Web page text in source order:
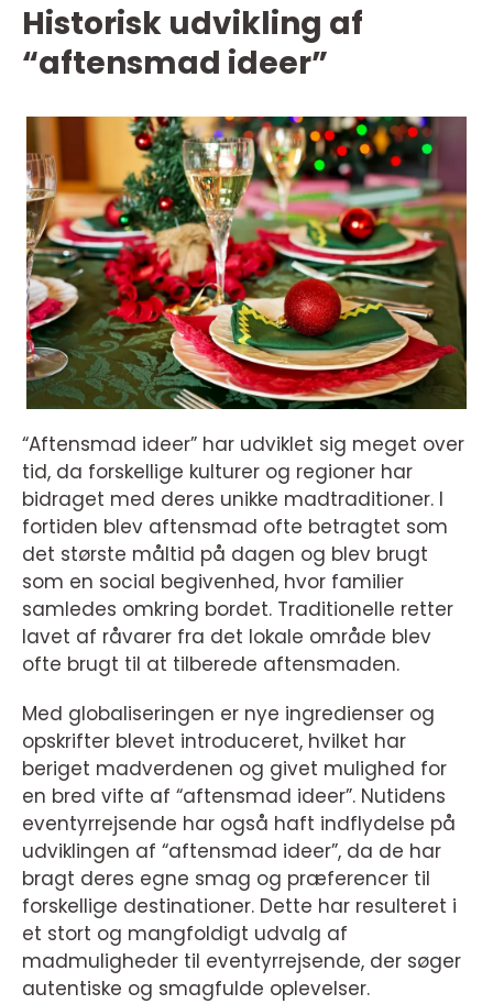
Historisk udvikling af
“aftensmad ideer”
“Aftensmad ideer” har udviklet sig meget over
tid, da forskellige kulturer og regioner har
bidraget med deres unikke madtraditioner. I
fortiden blev aftensmad ofte betragtet som
det største måltid på dagen og blev brugt
som en social begivenhed, hvor familier
samledes omkring bordet. Traditionelle retter
lavet af råvarer fra det lokale område blev
ofte brugt til at tilberede aftensmaden.
Med globaliseringen er nye ingredienser og
opskrifter blevet introduceret, hvilket har
beriget madverdenen og givet mulighed for
en bred vifte af “aftensmad ideer”. Nutidens
eventyrrejsende har også haft indflydelse på
udviklingen af “aftensmad ideer”, da de har
bragt deres egne smag og præferencer til
forskellige destinationer. Dette har resulteret i
et stort og mangfoldigt udvalg af
madmuligheder til eventyrrejsende, der søger
autentiske og smagfulde oplevelser.